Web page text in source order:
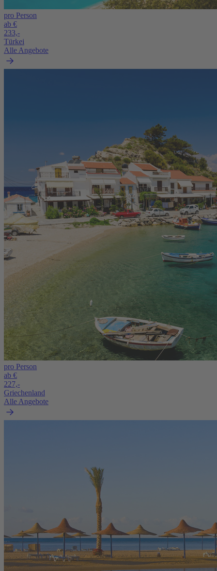
pro Person
ab €
233,-
Türkei
Alle Angebote
pro Person
ab €
227,-
Griechenland
Alle Angebote